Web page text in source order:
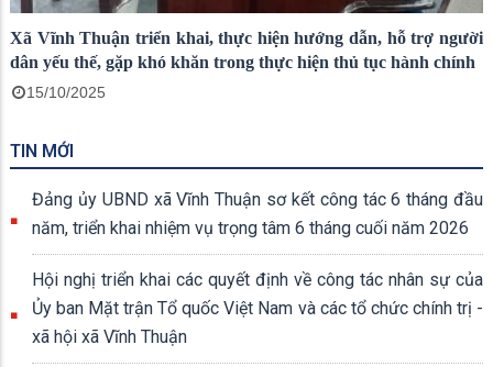
Xã Vĩnh Thuận triển khai, thực hiện hướng dẫn, hỗ trợ người
dân yếu thế, gặp khó khăn trong thực hiện thủ tục hành chính
15/10/2025
TIN MỚI
Đảng ủy UBND xã Vĩnh Thuận sơ kết công tác 6 tháng đầu
năm, triển khai nhiệm vụ trọng tâm 6 tháng cuối năm 2026
Hội nghị triển khai các quyết định về công tác nhân sự của
Ủy ban Mặt trận Tổ quốc Việt Nam và các tổ chức chính trị -
xã hội xã Vĩnh Thuận